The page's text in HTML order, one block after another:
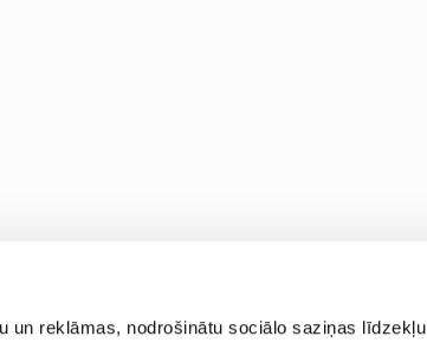
un reklāmas, nodrošinātu sociālo saziņas līdzekļu